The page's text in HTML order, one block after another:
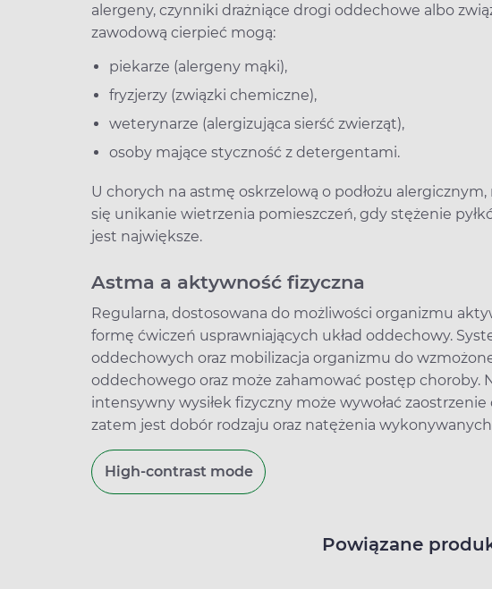
alergeny, czynniki drażniące drogi oddechowe albo
zawodową cierpieć mogą:
piekarze (alergeny mąki),
fryzjerzy (związki chemiczne),
weterynarze (alergizująca sierść zwierząt),
osoby mające styczność z detergentami.
U chorych na astmę oskrzelową o podłożu alergicznym,
się unikanie wietrzenia pomieszczeń, gdy stężenie
jest największe.
Astma a aktywność fizyczna
Regularna, dostosowana do możliwości organizmu
formę ćwiczeń usprawniających układ oddechowy.
oddechowych oraz mobilizacja organizmu do
oddechowego oraz może zahamować postęp choroby.
intensywny wysiłek fizyczny może wywołać
zatem jest dobór rodzaju oraz natężenia
High-contrast mode
Powiązane